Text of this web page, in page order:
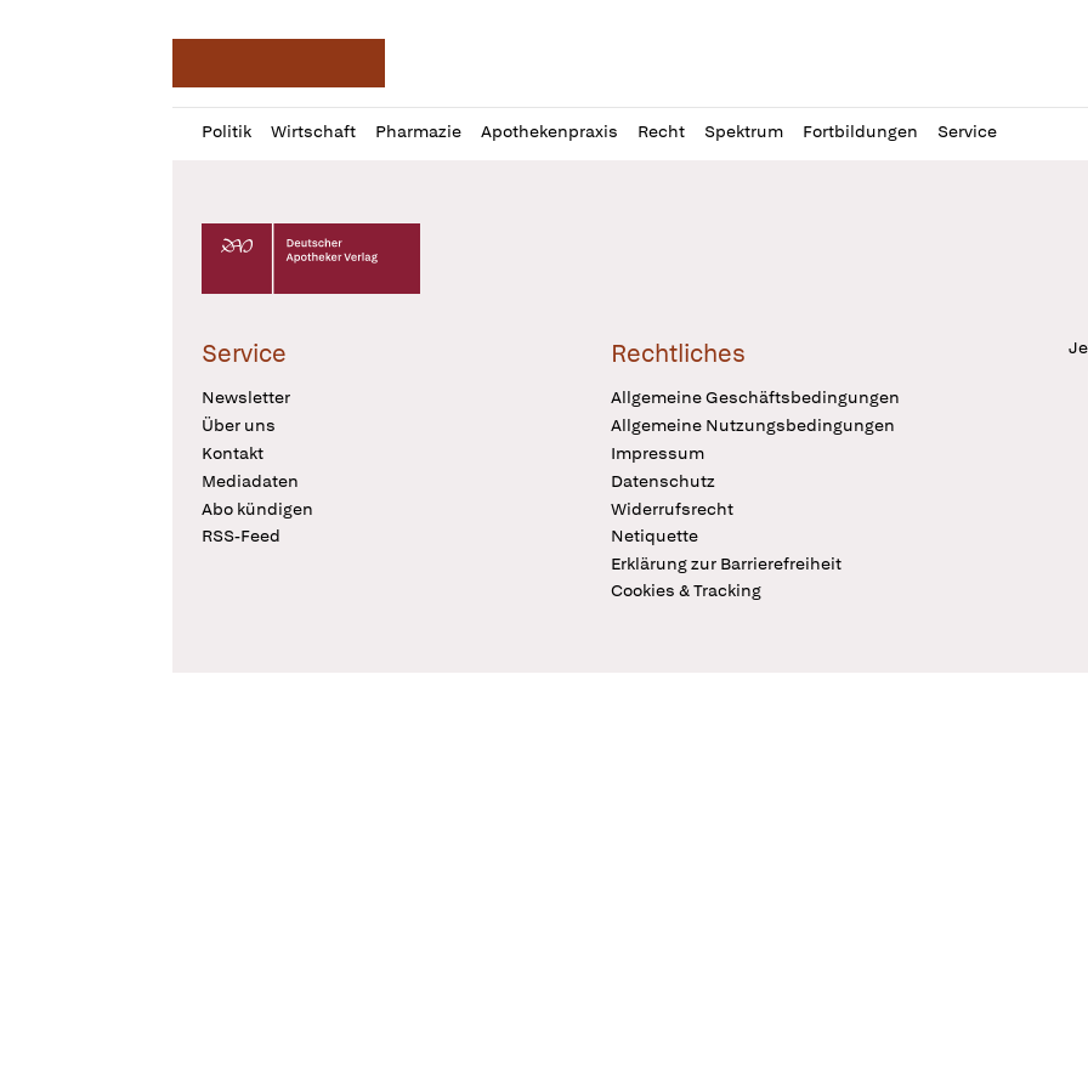
Politik Wirtschaft Pharmazie Apothekenpraxis Recht Spektrum Fortbildungen Service
Profil
öffnen
Daz
Pur
Deutscher Apotheker Verlag Logo
Service
Newsletter
Über uns
Kontakt
Mediadaten
Abo kündigen
RSS-Feed
Rechtliches
Allgemeine Geschäftsbedingungen
Allgemeine Nutzungsbedingungen
Impressum
Datenschutz
Widerrufsrecht
Netiquette
Erklärung zur Barrierefreiheit
Cookies & Tracking